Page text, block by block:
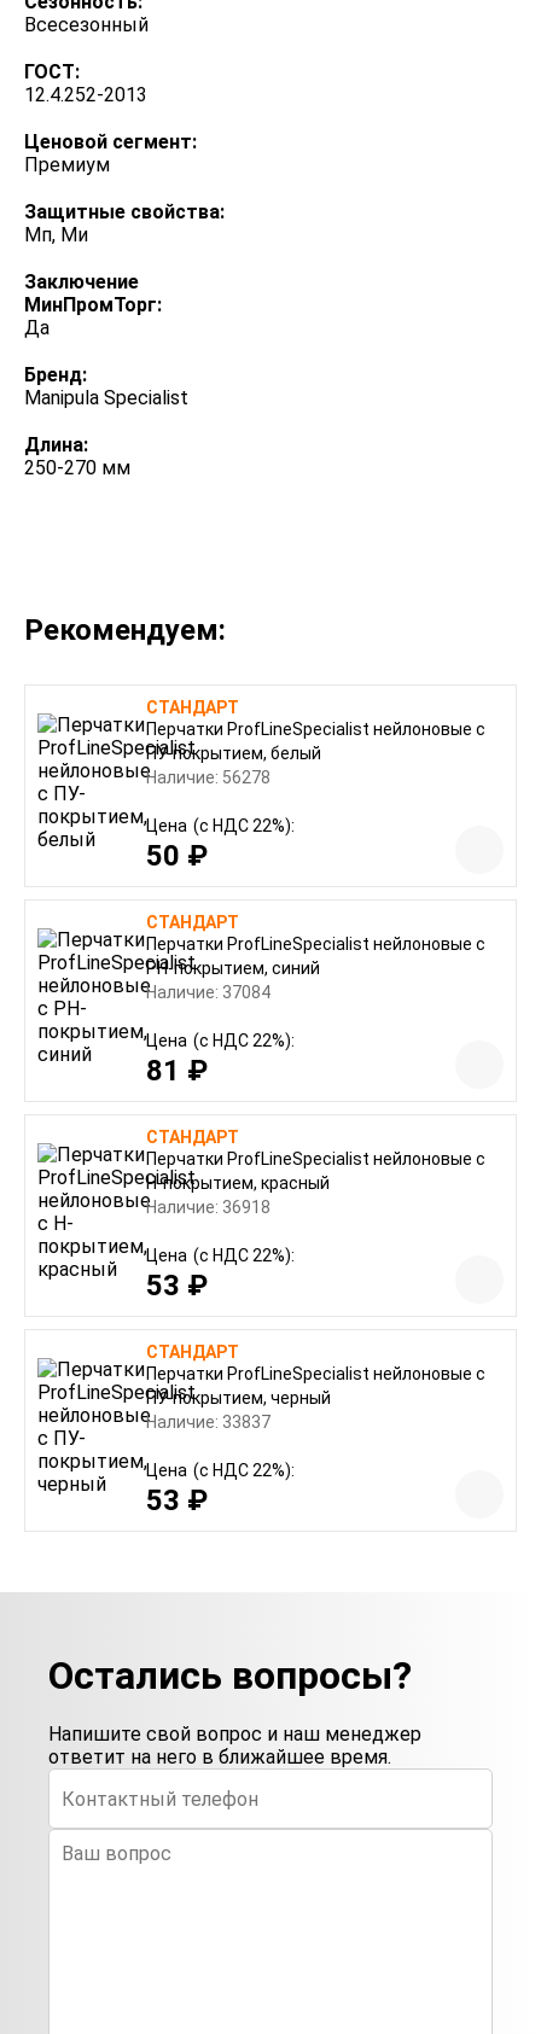
Всесезонный
ГОСТ:
12.4.252-2013
Ценовой сегмент:
Премиум
Защитные свойства:
Мп, Ми
Заключение
МинПромТорг:
Да
Бренд:
Manipula Specialist
Длина:
250-270 мм
Рекомендуем:
СТАНДАРТ
Перчатки ProfLineSpecialist нейлоновые с
ПУ-покрытием, белый
Наличие: 56278
Цена (с НДС 22%):
50 ₽
СТАНДАРТ
Перчатки ProfLineSpecialist нейлоновые с
РН-покрытием, синий
Наличие: 37084
Цена (с НДС 22%):
81 ₽
СТАНДАРТ
Перчатки ProfLineSpecialist нейлоновые с
Н-покрытием, красный
Наличие: 36918
Цена (с НДС 22%):
53 ₽
СТАНДАРТ
Перчатки ProfLineSpecialist нейлоновые с
ПУ-покрытием, черный
Наличие: 33837
Цена (с НДС 22%):
53 ₽
Остались вопросы?
Напишите свой вопрос и наш менеджер
ответит на него в ближайшее время.